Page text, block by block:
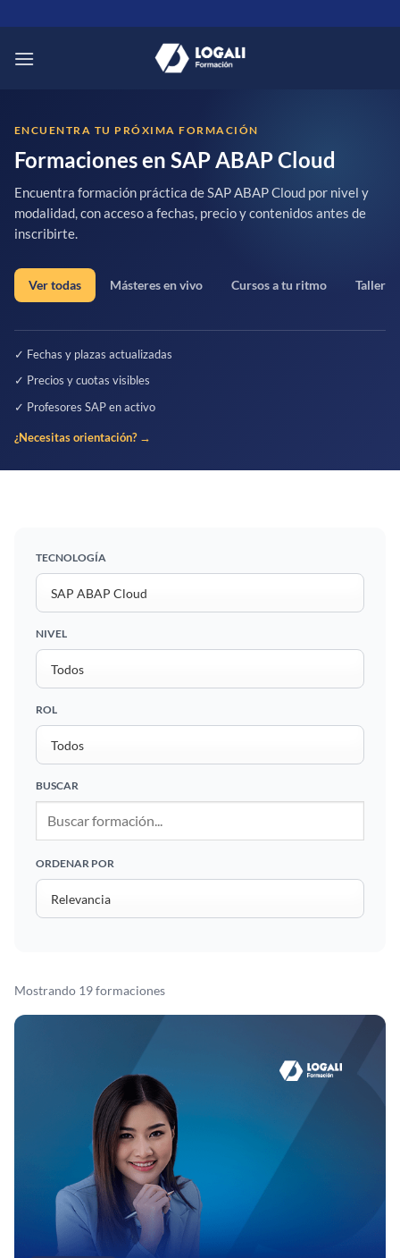
al
contenido
ENCUENTRA TU PRÓXIMA FORMACIÓN
Formaciones en SAP ABAP Cloud
Encuentra formación práctica de SAP ABAP Cloud por nivel y
modalidad, con acceso a fechas, precio y contenidos antes de
inscribirte.
Ver todas Másteres en vivo Cursos a tu ritmo
✓ Fechas y plazas actualizadas
✓ Precios y cuotas visibles
✓ Profesores SAP en activo
¿Necesitas orientación? →
TECNOLOGÍA
NIVEL
ROL
BUSCAR
ORDENAR POR
Mostrando 19 formaciones